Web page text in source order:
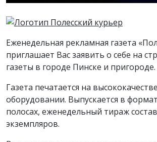
Еженедельная рекламная газета
приглашает Вас заявить о себе на
газеты в городе Пинске и пригороде.
Газета печатается на
оборудовании. Выпускается в
полосах, еженедельный тираж
экземпляров.